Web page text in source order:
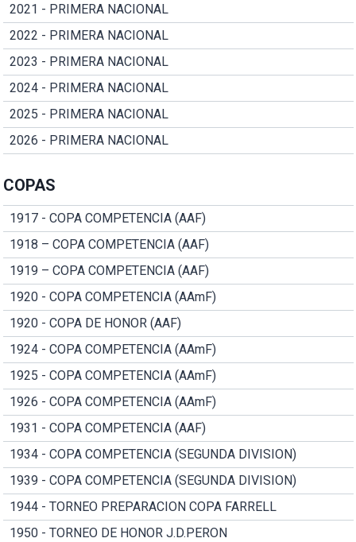
2021 - PRIMERA NACIONAL
2022 - PRIMERA NACIONAL
2023 - PRIMERA NACIONAL
2024 - PRIMERA NACIONAL
2025 - PRIMERA NACIONAL
2026 - PRIMERA NACIONAL
COPAS
1917 - COPA COMPETENCIA (AAF)
1918 – COPA COMPETENCIA (AAF)
1919 – COPA COMPETENCIA (AAF)
1920 - COPA COMPETENCIA (AAmF)
1920 - COPA DE HONOR (AAF)
1924 - COPA COMPETENCIA (AAmF)
1925 - COPA COMPETENCIA (AAmF)
1926 - COPA COMPETENCIA (AAmF)
1931 - COPA COMPETENCIA (AAF)
1934 - COPA COMPETENCIA (SEGUNDA DIVISION)
1939 - COPA COMPETENCIA (SEGUNDA DIVISION)
1944 - TORNEO PREPARACION COPA FARRELL
1950 - TORNEO DE HONOR J.D.PERON